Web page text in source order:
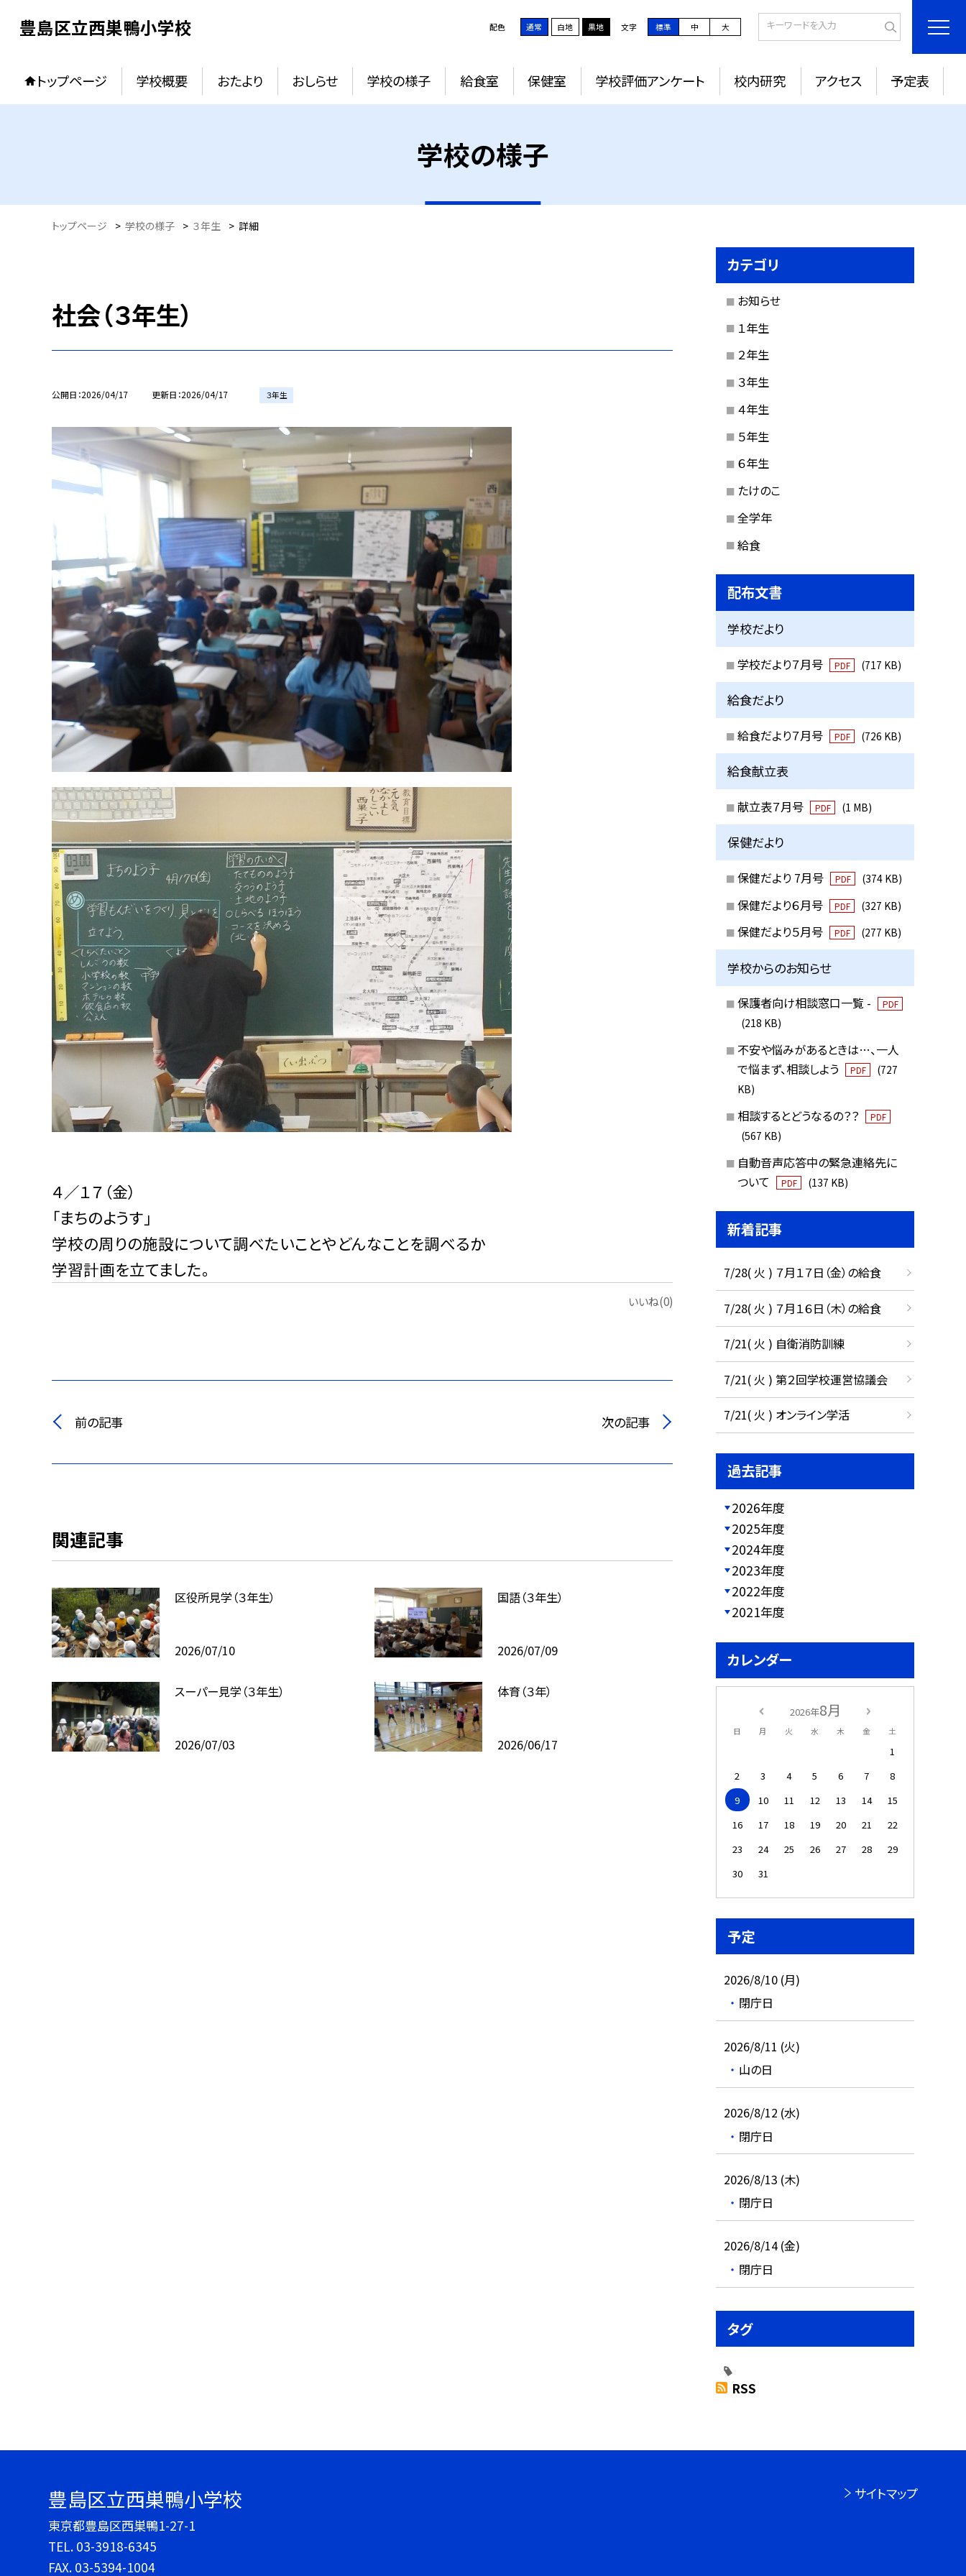
豊島区立西巣鴨小学校 配色 通常 白地 黒地 文字 標準 中 大
トップページ 学校概要 おたより おしらせ 学校の様子 給食室 保健室 学校評価アンケート 校内研究 アクセス 予定表
学校の様子
トップページ > 学校の様子 > ３年生 > 詳細
社会（３年生）
公開日 2026/04/17 更新日 2026/04/17 ３年生
４／１７（金）
「まちのようす」
学校の周りの施設について調べたいことやどんなことを調べるか
学習計画を立てました。
いいね(0)
前の記事 次の記事
関連記事
区役所見学（３年生）
2026/07/10
国語（３年生）
2026/07/09
スーパー見学（３年生）
2026/07/03
体育（３年）
2026/06/17
カテゴリ
お知らせ
１年生
２年生
３年生
４年生
５年生
６年生
たけのこ
全学年
給食
配布文書
学校だより
学校だより７月号 PDF (717 KB)
給食だより
給食だより７月号 PDF (726 KB)
給食献立表
献立表７月号 PDF (1 MB)
保健だより
保健だより 7月号 PDF (374 KB)
保健だより６月号 PDF (327 KB)
保健だより５月号 PDF (277 KB)
学校からのお知らせ
保護者向け相談窓口一覧 - PDF
(218 KB)
不安や悩みがあるときは…、一人
で悩まず、相談しよう
PDF
(727
KB)
相談するとどうなるの？？ PDF
(567 KB)
自動音声応答中の緊急連絡先に
ついて
PDF (137 KB)
新着記事
7/28( 火 ) ７月１７日（金）の給食
7/28( 火 ) ７月１６日（木）の給食
7/21( 火 ) 自衛消防訓練
7/21( 火 ) 第２回学校運営協議会
7/21( 火 ) オンライン学活
過去記事
2026年度
2025年度
2024年度
2023年度
2022年度
2021年度
カレンダー
2026年8月
日 月 火 水 木 金 土
1
2
3 4 5 6 7
8
9
10 11 12 13 14
15
16
17 18 19 20 21
22
23
24 25 26 27 28
29
30
31
予定
2026/8/10 (月)
閉庁日
2026/8/11 (火)
山の日
2026/8/12 (水)
閉庁日
2026/8/13 (木)
閉庁日
2026/8/14 (金)
閉庁日
タグ
RSS
豊島区立西巣鴨小学校
東京都豊島区西巣鴨1-27-1
TEL. 03-3918-6345
FAX. 03-5394-1004
サイトマップ